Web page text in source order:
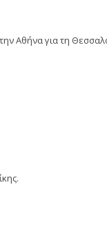
Αθήνα για τη